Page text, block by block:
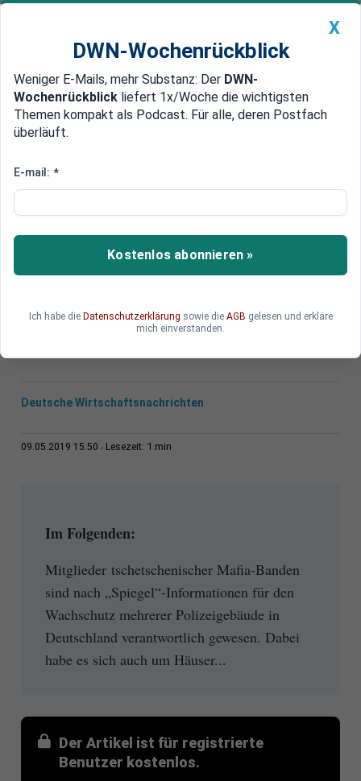
Newsticker MEIN DWN: Geldanlage Premium
Edelmetalle DWN-Magazin China
Quartiere des SEK
Tschetschenische Mafia
bewachte deutsche
Polizeigebäude
Mitglieder der tschetschenischen Mafia haben
auch solche, die von Elite-Einheiten genutzt
Deutsche Wirtschaftsnachrichten
09.05.2019 15:50 Lesezeit: 1 min
Im Folgenden:
Mitglieder tschetschenischer Mafia-Banden
sind nach „Spiegel“-Informationen für den
Wachschutz mehrerer Polizeigebäude in
Deutschland verantwortlich gewesen. Dabei
habe es sich auch um Häuser...
Der Artikel ist für registrierte
Benutzer kostenlos.
X
DWN-Wochenrückblick
Weniger E-Mails, mehr Substanz: Der DWN-
Wochenrückblick liefert 1x/Woche die wichtigsten
Themen kompakt als Podcast. Für alle, deren Postfach
überläuft.
E-mail: *
Kostenlos abonnieren »
Ich habe die Datenschutzerklärung sowie die AGB gelesen und erkläre
mich einverstanden.